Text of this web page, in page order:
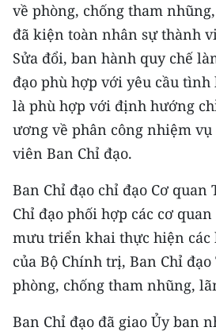
54 DÂN TỘC VIỆT NAM
CHƯƠNG TRÌNH OCOP - MỖI XÃ
MỘT SẢN PHẨM
RADIO
E-Magazine
Video
Media Chính trị
Media Kinh tế
về phòng, chống tham
đã kiện toàn nhân sự thành
Sửa đổi, ban hành quy chế
đạo phù hợp với yêu cầu
là phù hợp với định hướng
ương về phân công nhiệm vụ
viên Ban Chỉ đạo.
Ban Chỉ đạo chỉ đạo Cơ quan
Chỉ đạo phối hợp các cơ
mưu triển khai thực hiện các
của Bộ Chính trị, Ban Chỉ
phòng, chống tham nhũng,
Ban Chỉ đạo đã giao Ủy ban